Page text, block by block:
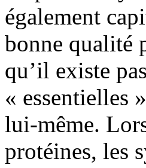
également
bonne qualité
qu’il existe
« essentielles
lui-même.
protéines, les